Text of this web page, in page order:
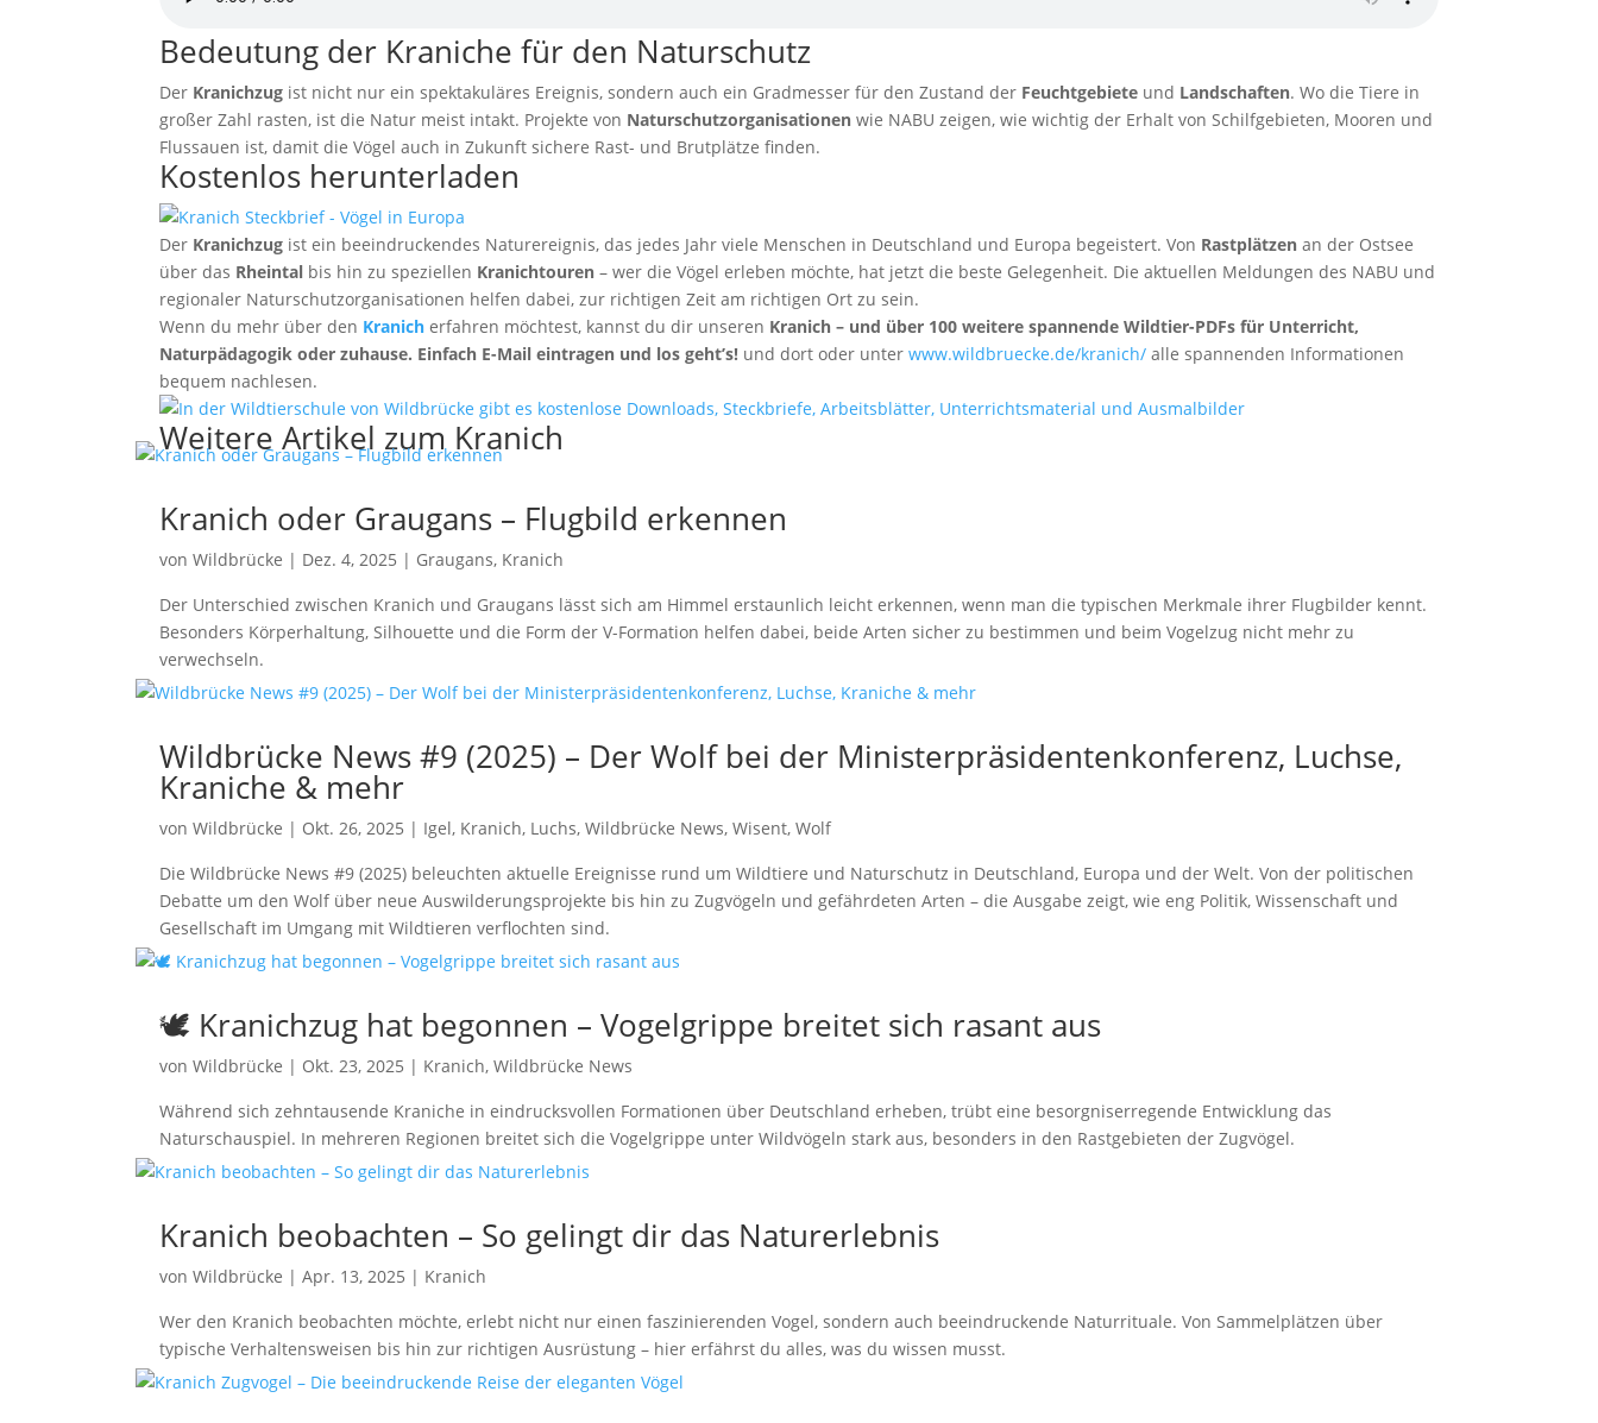
Bedeutung der Kraniche für den Naturschutz
Der Kranichzug ist nicht nur ein spektakuläres Ereignis, sondern auch ein Gradmesser für den Zustand der Feuchtgebiete und Landschaften. Wo die Tiere in
großer Zahl rasten, ist die Natur meist intakt. Projekte von Naturschutzorganisationen wie NABU zeigen, wie wichtig der Erhalt von Schilfgebieten, Mooren und
Flussauen ist, damit die Vögel auch in Zukunft sichere Rast- und Brutplätze finden.
Kostenlos herunterladen
Der Kranichzug ist ein beeindruckendes Naturereignis, das jedes Jahr viele Menschen in Deutschland und Europa begeistert. Von Rastplätzen an der Ostsee
über das Rheintal bis hin zu speziellen Kranichtouren – wer die Vögel erleben möchte, hat jetzt die beste Gelegenheit. Die aktuellen Meldungen des NABU und
regionaler Naturschutzorganisationen helfen dabei, zur richtigen Zeit am richtigen Ort zu sein.
Wenn du mehr über den Kranich erfahren möchtest, kannst du dir unseren Kranich – und über 100 weitere spannende Wildtier-PDFs für Unterricht,
Naturpädagogik oder zuhause. Einfach E-Mail eintragen und los geht’s! und dort oder unterwww.wildbruecke.de/kranich/ alle spannenden Informationen
bequem nachlesen.
Weitere Artikel zum Kranich
Kranich oder Graugans – Flugbild erkennen
vonWildbrücke | Dez. 4, 2025 | Graugans, Kranich
Der Unterschied zwischen Kranich und Graugans lässt sich am Himmel erstaunlich leicht erkennen, wenn man die typischen Merkmale ihrer Flugbilder kennt.
Besonders Körperhaltung, Silhouette und die Form der V-Formation helfen dabei, beide Arten sicher zu bestimmen und beim Vogelzug nicht mehr zu
verwechseln.
Wildbrücke News #9 (2025) – Der Wolf bei der Ministerpräsidentenkonferenz, Luchse,
Kraniche & mehr
vonWildbrücke | Okt. 26, 2025 | Igel, Kranich, Luchs,Wildbrücke News,Wisent,Wolf
Die Wildbrücke News #9 (2025) beleuchten aktuelle Ereignisse rund um Wildtiere und Naturschutz in Deutschland, Europa und der Welt. Von der politischen
Debatte um den Wolf über neue Auswilderungsprojekte bis hin zu Zugvögeln und gefährdeten Arten – die Ausgabe zeigt, wie eng Politik, Wissenschaft und
Gesellschaft im Umgang mit Wildtieren verflochten sind.
🕊️ Kranichzug hat begonnen – Vogelgrippe breitet sich rasant aus
vonWildbrücke | Okt. 23, 2025 | Kranich,Wildbrücke News
Während sich zehntausende Kraniche in eindrucksvollen Formationen über Deutschland erheben, trübt eine besorgniserregende Entwicklung das
Naturschauspiel. In mehreren Regionen breitet sich die Vogelgrippe unter Wildvögeln stark aus, besonders in den Rastgebieten der Zugvögel.
Kranich beobachten – So gelingt dir das Naturerlebnis
vonWildbrücke |Apr. 13, 2025 | Kranich
Wer den Kranich beobachten möchte, erlebt nicht nur einen faszinierenden Vogel, sondern auch beeindruckende Naturrituale. Von Sammelplätzen über
typische Verhaltensweisen bis hin zur richtigen Ausrüstung – hier erfährst du alles, was du wissen musst.